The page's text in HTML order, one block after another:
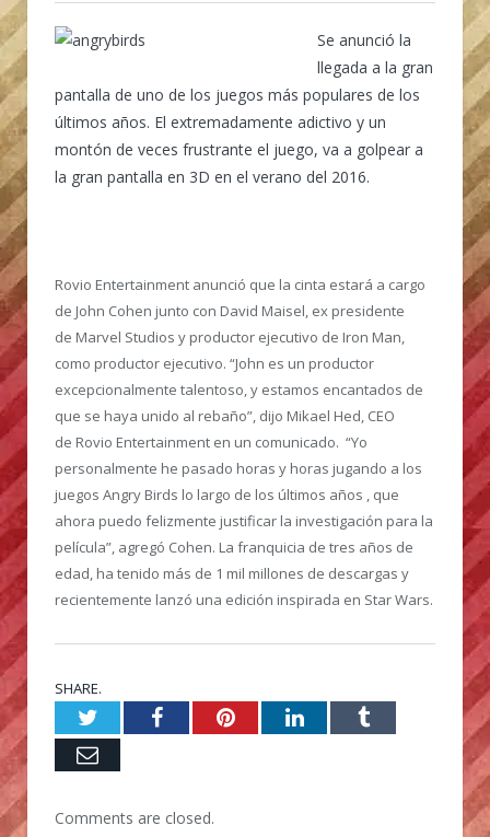
Se anunció la
llegada a la gran
pantalla de uno de los juegos más populares de los
últimos años. El extremadamente adictivo y un
montón de veces frustrante el juego, va a golpear a
la gran pantalla en 3D en el verano del 2016.
Rovio Entertainment anunció que la cinta estará a cargo
de John Cohen junto con David Maisel, ex presidente
de Marvel Studios y productor ejecutivo de Iron Man,
como productor ejecutivo. “John es un productor
excepcionalmente talentoso, y estamos encantados de
que se haya unido al rebaño”, dijo Mikael Hed, CEO
de Rovio Entertainment en un comunicado. “Yo
personalmente he pasado horas y horas jugando a los
juegos Angry Birds lo largo de los últimos años , que
ahora puedo felizmente justificar la investigación para la
película”, agregó Cohen. La franquicia de tres años de
edad, ha tenido más de 1 mil millones de descargas y
recientemente lanzó una edición inspirada en Star Wars.
SHARE.
TwitterFacebookPinterestLinkedInTumblr
Email
Comments are closed.